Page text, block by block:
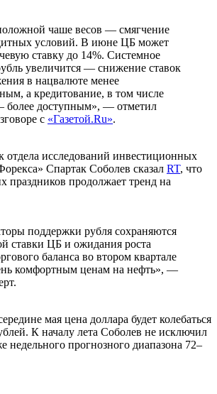
чаше весов — смягчение
условий. В июне ЦБ может
ставку до 14%. Системное
увеличится — снижение ставок
в нацвалюте менее
а кредитование, в том числе
более доступным», — отметил
с «Газетой.Ru».
отдела исследований инвестиционных
Спартак Соболев сказал RT, что
праздников продолжает тренд на
поддержки рубля сохраняются
ставки ЦБ и ожидания роста
баланса во втором квартале
комфортным ценам на нефть», —
мая цена доллара будет колебаться
К началу лета Соболев не исключил
недельного прогнозного диапазона 72–